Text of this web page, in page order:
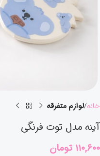
خانه لوازم متفرقه
آینه مدل توت فرنگی
۱۱۰,۶۰۰ تومان